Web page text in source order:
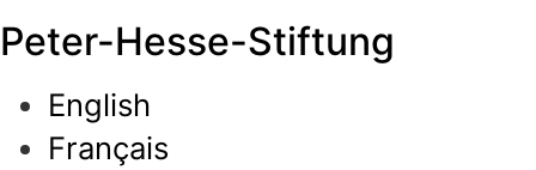
Peter-Hesse-Stiftung
English
Français